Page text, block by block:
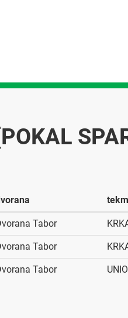
Tabor
Tabor
Tabor